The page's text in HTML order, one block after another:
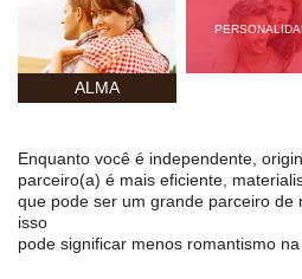
ALMA
Enquanto você é independente,
parceiro(a) é mais eficiente,
que pode ser um grande parceiro de
isso
pode significar menos romantismo na